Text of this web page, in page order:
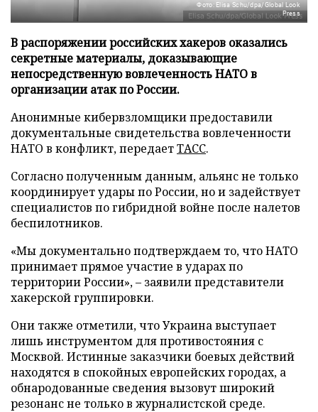
Фото: Elisa Schu/dpa/Global Look
Press
В распоряжении российских хакеров оказались
секретные материалы, доказывающие
непосредственную вовлеченность НАТО в
организации атак по России.
Анонимные кибервзломщики предоставили
документальные свидетельства вовлеченности
НАТО в конфликт, передаетТАСС.
Согласно полученным данным, альянс не только
координирует удары по России, но и задействует
специалистов по гибридной войне после налетов
беспилотников.
«Мы документально подтверждаем то, что НАТО
принимает прямое участие в ударах по
территории России», – заявили представители
хакерской группировки.
Они также отметили, что Украина выступает
лишь инструментом для противостояния с
Москвой. Истинные заказчики боевых действий
находятся в спокойных европейских городах, а
обнародованные сведения вызовут широкий
резонанс не только в журналистской среде.